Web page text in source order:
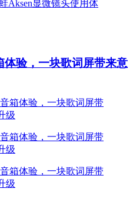
验，一块歌词屏带来意